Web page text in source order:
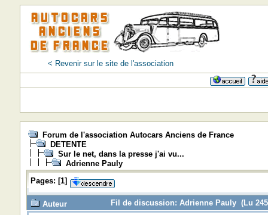
< Revenir sur le site de l'association
Forum de l'association Autocars Anciens de France
DETENTE
Sur le net, dans la presse j'ai vu...
Adrienne Pauly
Pages: [1]
Auteur
Fil de discussion: Adrienne Pauly (Lu